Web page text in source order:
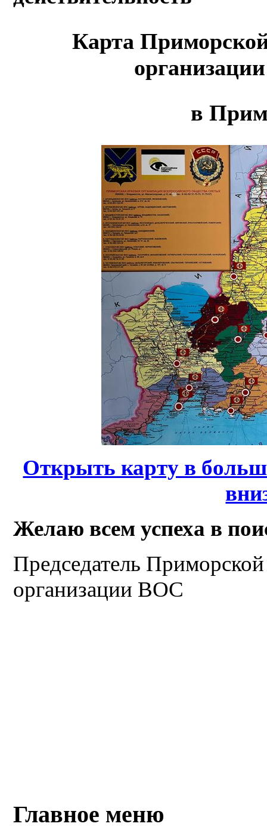
Карта
в
Открыть карту в
Желаю всем успеха в
Председатель
организации ВОС
Главное меню